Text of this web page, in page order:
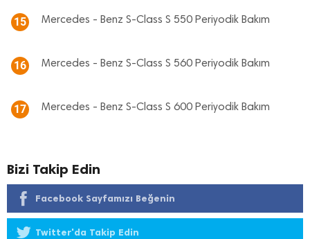
15 Mercedes - Benz S-Class S 550 Periyodik Bakım
16 Mercedes - Benz S-Class S 560 Periyodik Bakım
17 Mercedes - Benz S-Class S 600 Periyodik Bakım
Bizi Takip Edin
Facebook Sayfamızı Beğenin
Twitter'da Takip Edin